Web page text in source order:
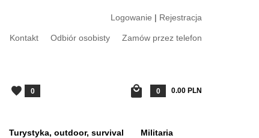
Logowanie | Rejestracja
Kontakt Odbiór osobisty Zamów przez telefon
0 0.00PLN
Turystyka, outdoor, survival Militaria